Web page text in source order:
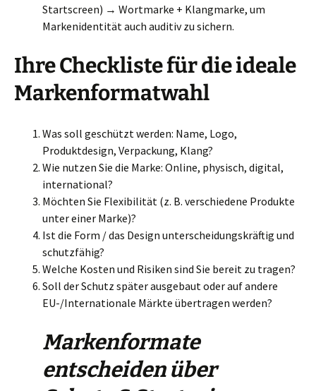
Startscreen) → Wortmarke + Klangmarke, um
Markenidentität auch auditiv zu sichern.
Ihre Checkliste für die ideale
Markenformatwahl
Was soll geschützt werden: Name, Logo,
Produktdesign, Verpackung, Klang?
Wie nutzen Sie die Marke: Online, physisch, digital,
international?
Möchten Sie Flexibilität (z. B. verschiedene Produkte
unter einer Marke)?
Ist die Form / das Design unterscheidungskräftig und
schutzfähig?
Welche Kosten und Risiken sind Sie bereit zu tragen?
Soll der Schutz später ausgebaut oder auf andere
EU-/Internationale Märkte übertragen werden?
Markenformate
entscheiden über